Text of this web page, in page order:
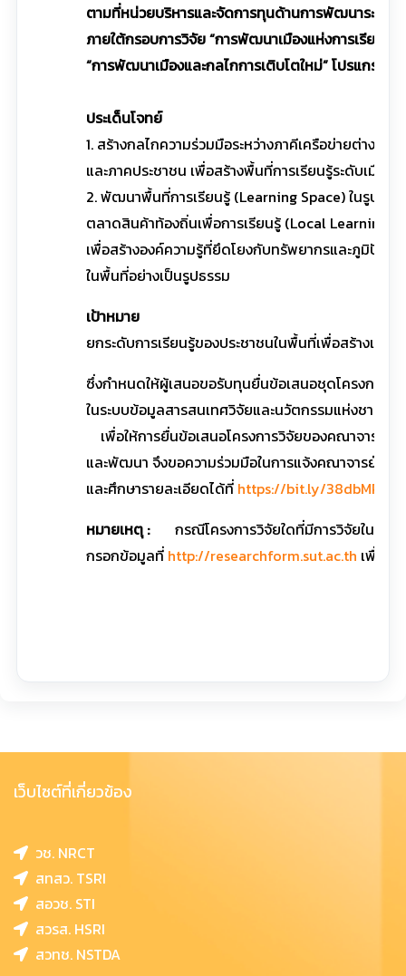
ตามที่หน่วยบริหารและจัดการทุนด้านการพัฒนาระดับ
ภายใต้กรอบการวิจัย “การพัฒนาเมืองแห่งการเรียน
“การพัฒนาเมืองและกลไกการเติบโตใหม่” โปรแกรม
ประเด็นโจทย์
1. สร้างกลไกความร่วมมือระหว่างภาคีเครือข่ายต่างๆ
และภาคประชาชน เพื่อสร้างพื้นที่การเรียนรู้ระดับเมือง
2. พัฒนาพื้นที่การเรียนรู้ (Learning Space) ในรูปแบ
ตลาดสินค้าท้องถิ่นเพื่อการเรียนรู้ (Local Learning
เพื่อสร้างองค์ความรู้ที่ยึดโยงกับทรัพยากรและภูมิปั
ในพื้นที่อย่างเป็นรูปธรรม
เป้าหมาย
ยกระดับการเรียนรู้ของประชาชนในพื้นที่เพื่อสร้างเศ
ซึ่งกำหนดให้ผู้เสนอขอรับทุนยื่นข้อเสนอชุดโครงการ
ในระบบข้อมูลสารสนเทศวิจัยและนวัตกรรมแห่งชาติ
เพื่อให้การยื่นข้อเสนอโครงการวิจัยของคณาจารย์
และพัฒนา จึงขอความร่วมมือในการแจ้งคณาจารย์ที่ส
และศึกษารายละเอียดได้ที่ https://bit.ly/38dbMRt
หมายเหตุ :
กรณีโครงการวิจัยใดที่มีการวิจัยในมนุษ
กรอกข้อมูลที่ http://researchform.sut.ac.th เพื่อออ
เว็บไซต์ที่เกี่ยวข้อง
วช. NRCT
สทสว. TSRI
สอวช. STI
สวรส. HSRI
สวทช. NSTDA